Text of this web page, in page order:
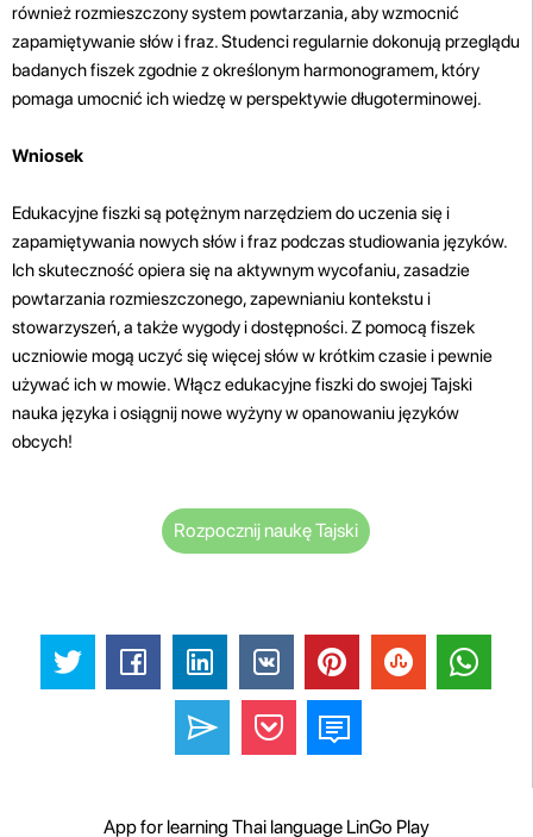
również rozmieszczony system powtarzania, aby wzmocnić
zapamiętywanie słów i fraz. Studenci regularnie dokonują przeglądu
badanych fiszek zgodnie z określonym harmonogramem, który
pomaga umocnić ich wiedzę w perspektywie długoterminowej.
Wniosek
Edukacyjne fiszki są potężnym narzędziem do uczenia się i
zapamiętywania nowych słów i fraz podczas studiowania języków.
Ich skuteczność opiera się na aktywnym wycofaniu, zasadzie
powtarzania rozmieszczonego, zapewnianiu kontekstu i
stowarzyszeń, a także wygody i dostępności. Z pomocą fiszek
uczniowie mogą uczyć się więcej słów w krótkim czasie i pewnie
używać ich w mowie. Włącz edukacyjne fiszki do swojej Tajski
nauka języka i osiągnij nowe wyżyny w opanowaniu języków
obcych!
Rozpocznij naukę Tajski
App for learning Thai language LinGo Play